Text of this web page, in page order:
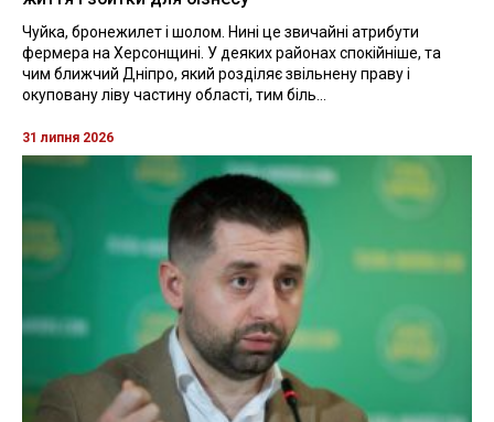
Чуйка, бронежилет і шолом. Нині це звичайні атрибути
фермера на Херсонщині. У деяких районах спокійніше, та
чим ближчий Дніпро, який розділяє звільнену праву і
окуповану ліву частину області, тим біль...
31 липня 2026